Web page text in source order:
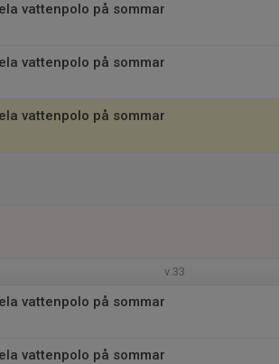
vattenpolo på sommar
vattenpolo på sommar
vattenpolo på sommar
v.33
vattenpolo på sommar
vattenpolo på sommar